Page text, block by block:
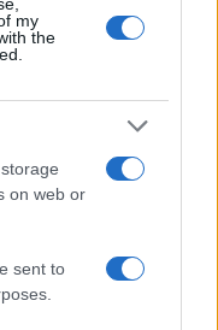
my
the
on web or
sent to